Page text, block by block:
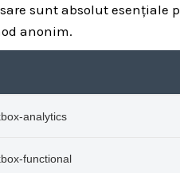
sunt absolut esențiale
anonim.
analytics
functional